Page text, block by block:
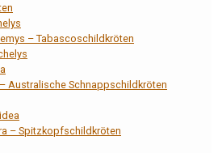
– Tabascoschildkröten
Australische Schnappschildkröten
– Spitzkopfschildkröten